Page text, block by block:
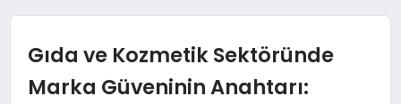
Gıda ve Kozmetik Sektöründe
Marka Güveninin Anahtarı: